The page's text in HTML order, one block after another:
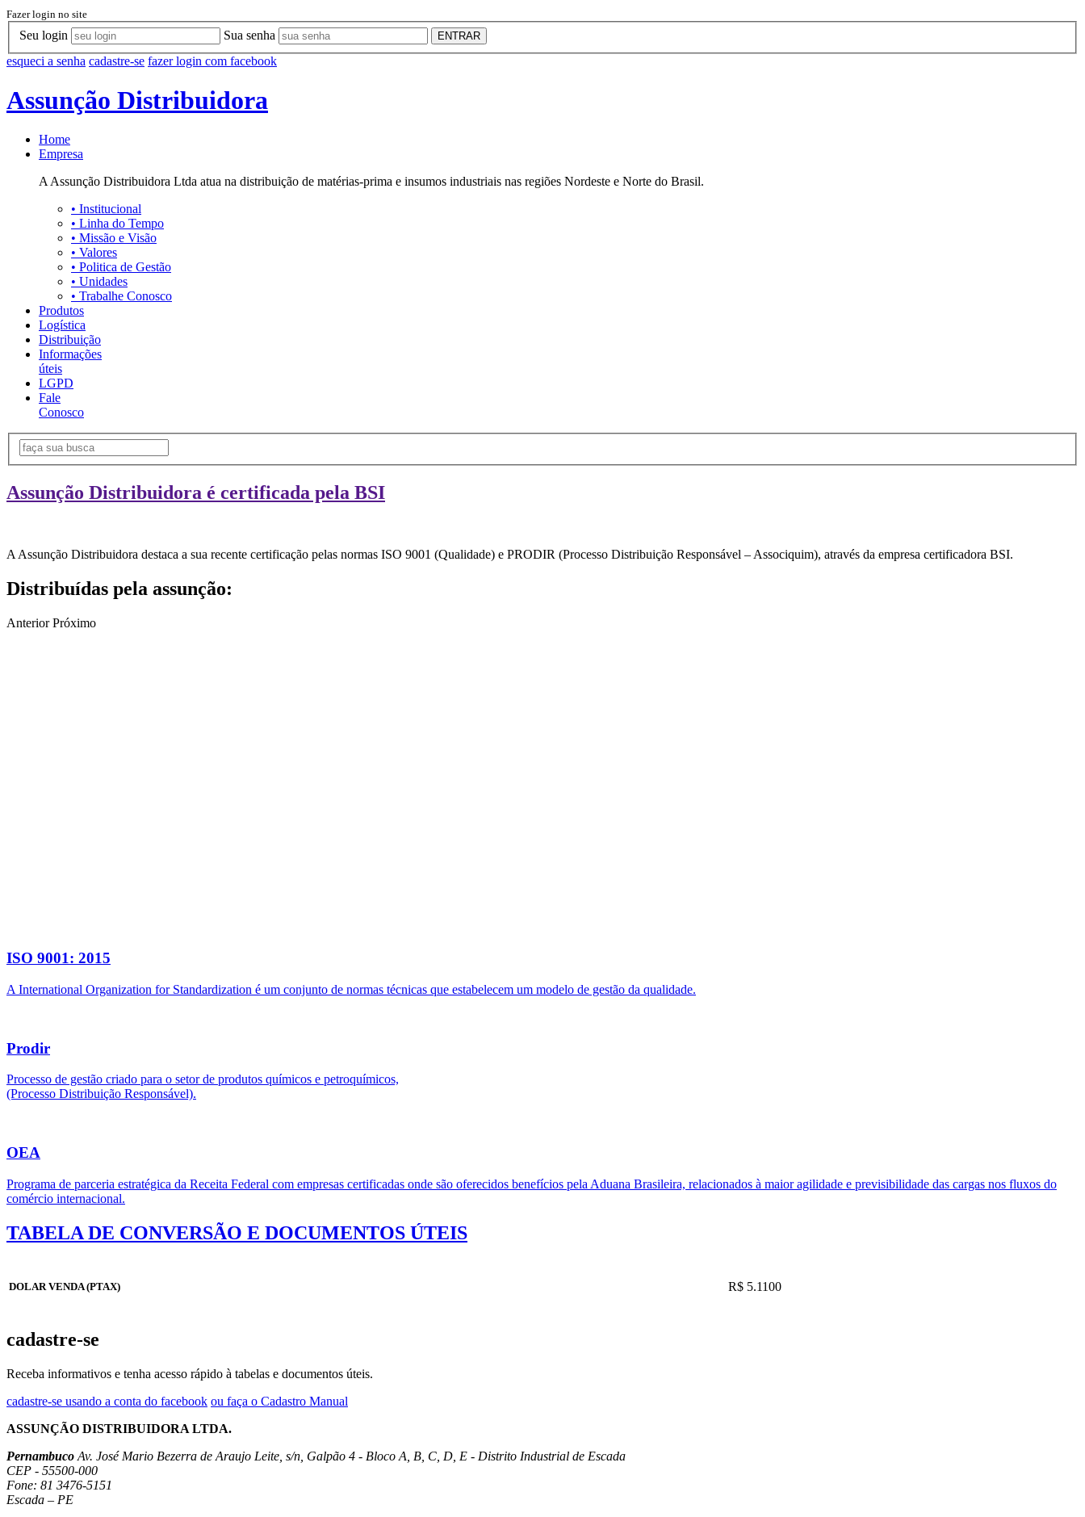
Fazer login no site
Seu login Sua senha ENTRAR
esqueci a senha cadastre-se fazer login com facebook
Assunção Distribuidora
Home
Empresa
A Assunção Distribuidora Ltda atua na distribuição de matérias-prima e insumos industriais nas regiões Nordeste e Norte do Brasil.
• Institucional
• Linha do Tempo
• Missão e Visão
• Valores
• Politica de Gestão
• Unidades
• Trabalhe Conosco
Produtos
Logística
Distribuição
Informações
úteis
LGPD
Fale
Conosco
Assunção Distribuidora é certificada pela BSI
A Assunção Distribuidora destaca a sua recente certificação pelas normas ISO 9001 (Qualidade) e PRODIR (Processo Distribuição Responsável – Associquim), através da empresa certificadora BSI.
Distribuídas pela assunção:
Anterior Próximo
ISO 9001: 2015
A International Organization for Standardization é um conjunto de normas técnicas que estabelecem um modelo de gestão da qualidade.
Prodir
Processo de gestão criado para o setor de produtos químicos e petroquímicos,
(Processo Distribuição Responsável).
OEA
Programa de parceria estratégica da Receita Federal com empresas certificadas onde são oferecidos benefícios pela Aduana Brasileira, relacionados à maior agilidade e previsibilidade das cargas nos fluxos do
comércio internacional.
TABELA DE CONVERSÃO E DOCUMENTOS ÚTEIS
DOLAR VENDA (PTAX) R$ 5.1100
cadastre-se
Receba informativos e tenha acesso rápido à tabelas e documentos úteis.
cadastre-se usando a conta do facebook ou faça o Cadastro Manual
ASSUNÇÃO DISTRIBUIDORA LTDA.
Pernambuco Av. José Mario Bezerra de Araujo Leite, s/n, Galpão 4 - Bloco A, B, C, D, E - Distrito Industrial de Escada
CEP - 55500-000
Fone: 81 3476-5151
Escada – PE